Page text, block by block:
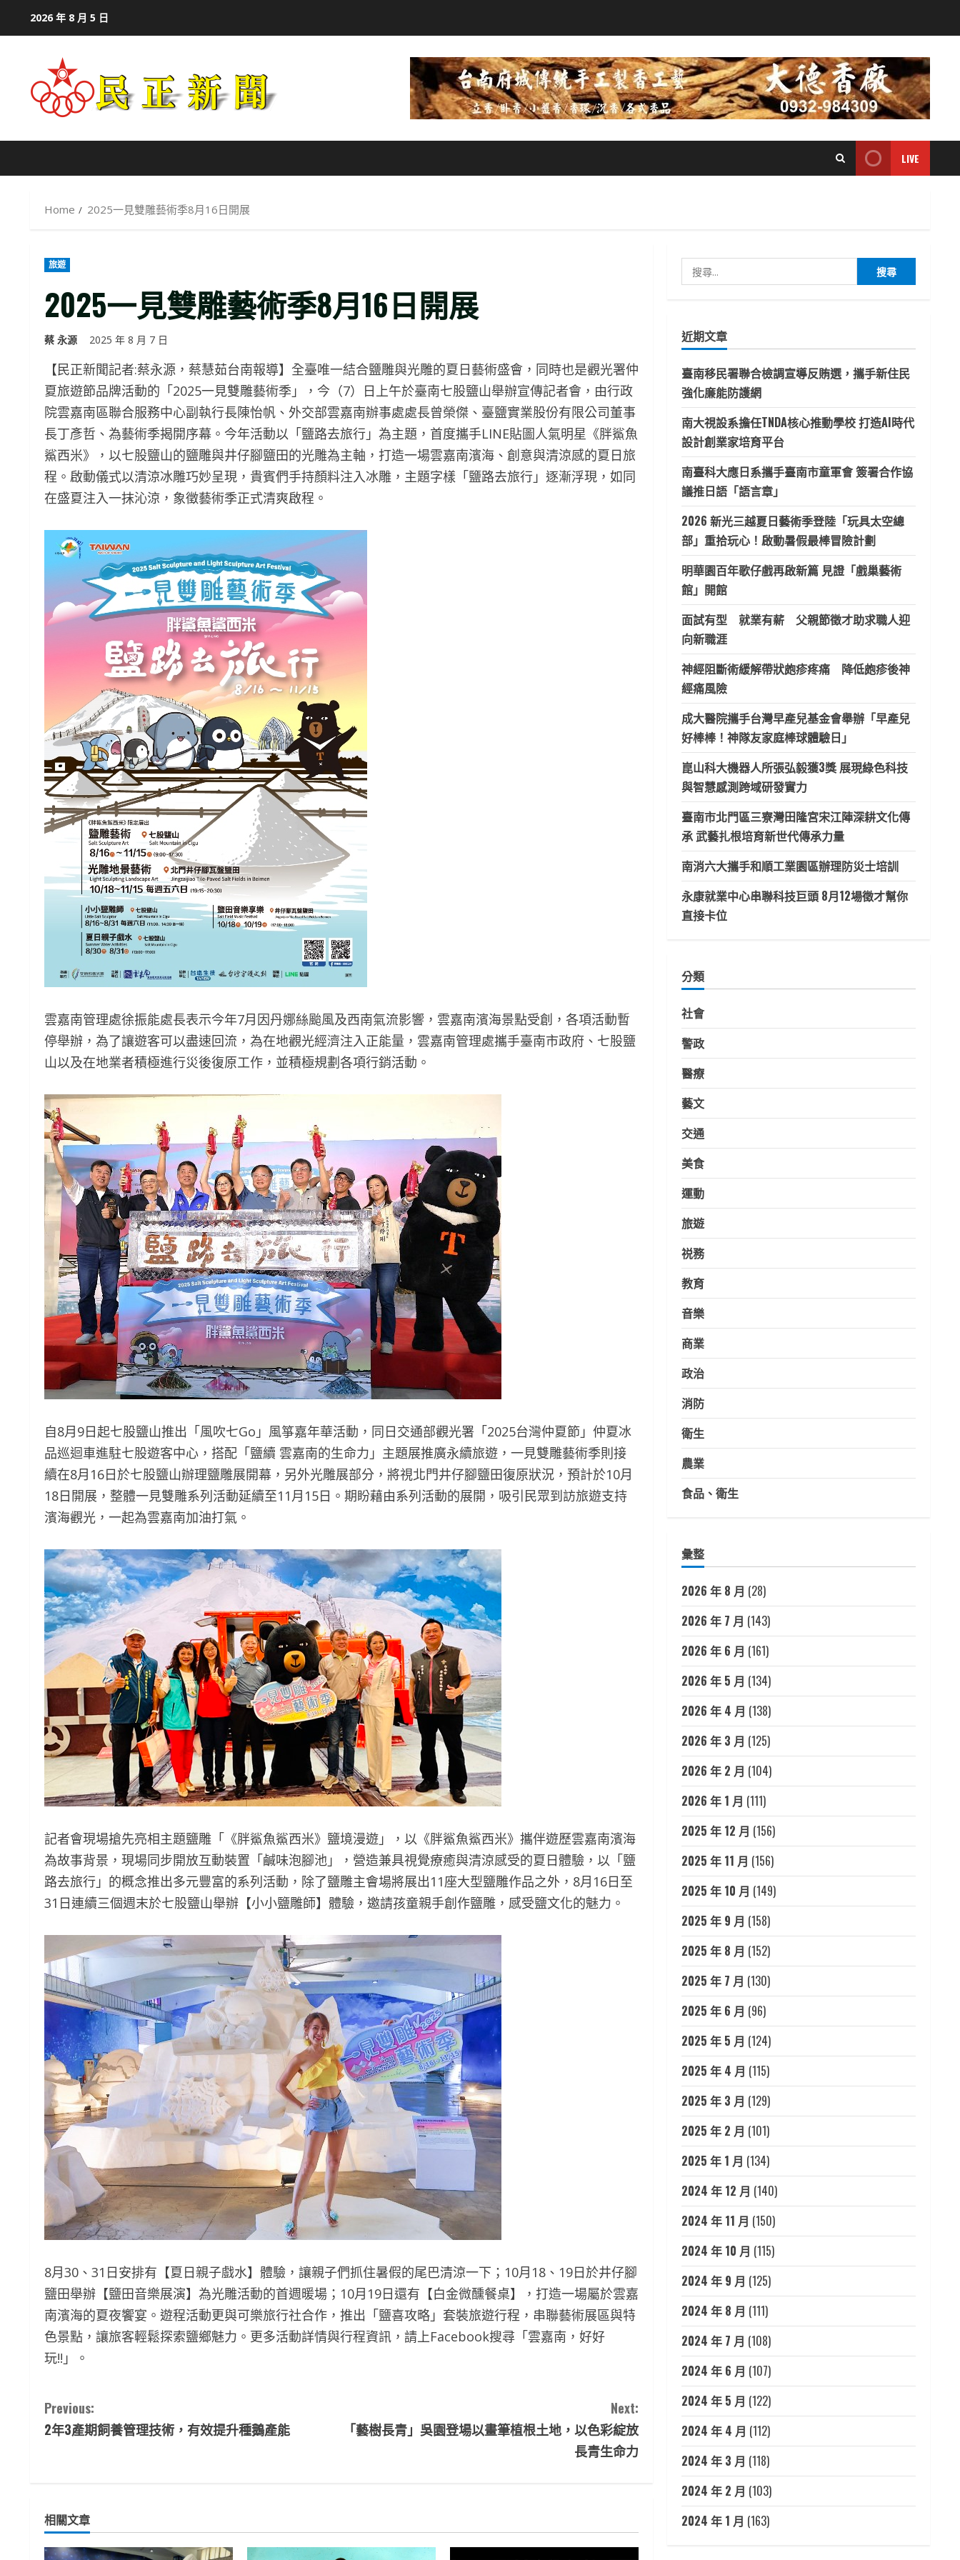
2026 年 8 月 5 日
LIVE
Home 2025一見雙雕藝術季8月16日開展
旅遊
2025一見雙雕藝術季8月16日開展
蔡 永源 2025 年 8 月 7 日
【民正新聞記者:蔡永源，蔡慧茹台南報導】全臺唯一結合鹽雕與光雕的夏日藝術盛會，同時也是觀光署仲
夏旅遊節品牌活動的「2025一見雙雕藝術季」，今（7）日上午於臺南七股鹽山舉辦宣傳記者會，由行政
院雲嘉南區聯合服務中心副執行長陳怡帆、外交部雲嘉南辦事處處長曾榮傑、臺鹽實業股份有限公司董事
長丁彥哲、為藝術季揭開序幕。今年活動以「鹽路去旅行」為主題，首度攜手LINE貼圖人氣明星《胖鯊魚
鯊西米》，以七股鹽山的鹽雕與井仔腳鹽田的光雕為主軸，打造一場雲嘉南濱海、創意與清涼感的夏日旅
程。啟動儀式以清涼冰雕巧妙呈現，貴賓們手持顏料注入冰雕，主題字樣「鹽路去旅行」逐漸浮現，如同
在盛夏注入一抹沁涼，象徵藝術季正式清爽啟程。
雲嘉南管理處徐振能處長表示今年7月因丹娜絲颱風及西南氣流影響，雲嘉南濱海景點受創，各項活動暫
停舉辦，為了讓遊客可以盡速回流，為在地觀光經濟注入正能量，雲嘉南管理處攜手臺南市政府、七股鹽
山以及在地業者積極進行災後復原工作，並積極規劃各項行銷活動。
自8月9日起七股鹽山推出「風吹七Go」風箏嘉年華活動，同日交通部觀光署「2025台灣仲夏節」仲夏冰
品巡迴車進駐七股遊客中心，搭配「鹽續 雲嘉南的生命力」主題展推廣永續旅遊，一見雙雕藝術季則接
續在8月16日於七股鹽山辦理鹽雕展開幕，另外光雕展部分，將視北門井仔腳鹽田復原狀況，預計於10月
18日開展，整體一見雙雕系列活動延續至11月15日。期盼藉由系列活動的展開，吸引民眾到訪旅遊支持
濱海觀光，一起為雲嘉南加油打氣。
記者會現場搶先亮相主題鹽雕「《胖鯊魚鯊西米》鹽境漫遊」，以《胖鯊魚鯊西米》攜伴遊歷雲嘉南濱海
為故事背景，現場同步開放互動裝置「鹹味泡腳池」，營造兼具視覺療癒與清涼感受的夏日體驗，以「鹽
路去旅行」的概念推出多元豐富的系列活動，除了鹽雕主會場將展出11座大型鹽雕作品之外，8月16日至
31日連續三個週末於七股鹽山舉辦【小小鹽雕師】體驗，邀請孩童親手創作鹽雕，感受鹽文化的魅力。
8月30、31日安排有【夏日親子戲水】體驗，讓親子們抓住暑假的尾巴清涼一下；10月18、19日於井仔腳
鹽田舉辦【鹽田音樂展演】為光雕活動的首週暖場；10月19日還有【白金微醺餐桌】，打造一場屬於雲嘉
南濱海的夏夜饗宴。遊程活動更與可樂旅行社合作，推出「鹽喜攻略」套裝旅遊行程，串聯藝術展區與特
色景點，讓旅客輕鬆探索鹽鄉魅力。更多活動詳情與行程資訊，請上Facebook搜尋「雲嘉南，好好
玩!!」。
C
o
i
Previous:
2年3產期飼養管理技術，有效提升種鵝產能
Next:
「藝樹長青」吳園登場以畫筆植根土地，以色彩綻放
長青生命力
相關文章
尋
字:
近期文章
臺南移民署聯合檢調宣導反賄選，攜手新住民
強化廉能防護網
南大視設系擔任TNDA核心推動學校 打造AI時代
設計創業家培育平台
南臺科大應日系攜手臺南市童軍會 簽署合作協
議推日語「語言章」
2026 新光三越夏日藝術季登陸「玩具太空總
部」重拾玩心！啟動暑假最棒冒險計劃
明華園百年歌仔戲再啟新篇 見證「戲巢藝術
館」開館
面試有型 就業有薪 父親節徵才助求職人迎
向新職涯
神經阻斷術緩解帶狀皰疹疼痛 降低皰疹後神
經痛風險
成大醫院攜手台灣早產兒基金會舉辦「早產兒
好棒棒！神隊友家庭棒球體驗日」
崑山科大機器人所張弘毅獲3獎 展現綠色科技
與智慧感測跨域研發實力
臺南市北門區三寮灣田隆宮宋江陣深耕文化傳
承 武藝扎根培育新世代傳承力量
南消六大攜手和順工業園區辦理防災士培訓
永康就業中心串聯科技巨頭 8月12場徵才幫你
直接卡位
分類
社會
警政
醫療
藝文
交通
美食
運動
旅遊
祱務
教育
音樂
商業
政治
消防
衛生
農業
食品、衛生
彙整
2026 年 8 月 (28)
2026 年 7 月 (143)
2026 年 6 月 (161)
2026 年 5 月 (134)
2026 年 4 月 (138)
2026 年 3 月 (125)
2026 年 2 月 (104)
2026 年 1 月 (111)
2025 年 12 月 (156)
2025 年 11 月 (156)
2025 年 10 月 (149)
2025 年 9 月 (158)
2025 年 8 月 (152)
2025 年 7 月 (130)
2025 年 6 月 (96)
2025 年 5 月 (124)
2025 年 4 月 (115)
2025 年 3 月 (129)
2025 年 2 月 (101)
2025 年 1 月 (134)
2024 年 12 月 (140)
2024 年 11 月 (150)
2024 年 10 月 (115)
2024 年 9 月 (125)
2024 年 8 月 (111)
2024 年 7 月 (108)
2024 年 6 月 (107)
2024 年 5 月 (122)
2024 年 4 月 (112)
2024 年 3 月 (118)
2024 年 2 月 (103)
2024 年 1 月 (163)